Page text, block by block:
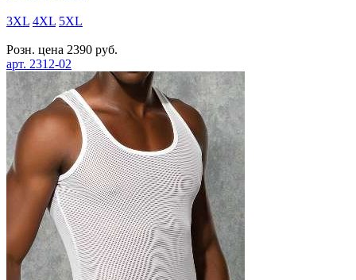
3XL 4XL 5XL
Розн. цена 2390 руб.
арт. 2312-02